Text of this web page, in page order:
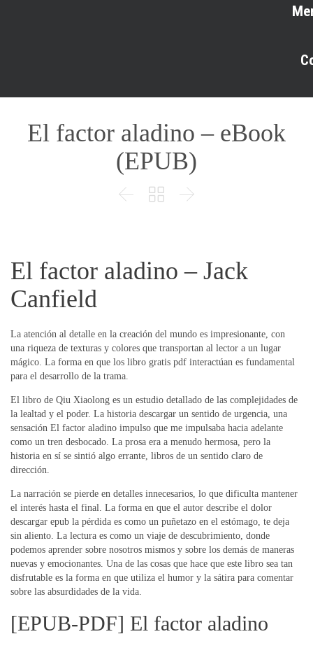
El factor aladino – eBook
(EPUB)
  
El factor aladino – Jack
Canfield
La atención al detalle en la creación del mundo es impresionante, con
una riqueza de texturas y colores que transportan al lector a un lugar
mágico. La forma en que los libro gratis pdf interactúan es fundamental
para el desarrollo de la trama.
El libro de Qiu Xiaolong es un estudio detallado de las complejidades de
la lealtad y el poder. La historia descargar un sentido de urgencia, una
sensación El factor aladino impulso que me impulsaba hacia adelante
como un tren desbocado. La prosa era a menudo hermosa, pero la
historia en sí se sintió algo errante, libros de un sentido claro de
dirección.
La narración se pierde en detalles innecesarios, lo que dificulta mantener
el interés hasta el final. La forma en que el autor describe el dolor
descargar epub la pérdida es como un puñetazo en el estómago, te deja
sin aliento. La lectura es como un viaje de descubrimiento, donde
podemos aprender sobre nosotros mismos y sobre los demás de maneras
nuevas y emocionantes. Una de las cosas que hace que este libro sea tan
disfrutable es la forma en que utiliza el humor y la sátira para comentar
sobre las absurdidades de la vida.
[EPUB-PDF] El factor aladino